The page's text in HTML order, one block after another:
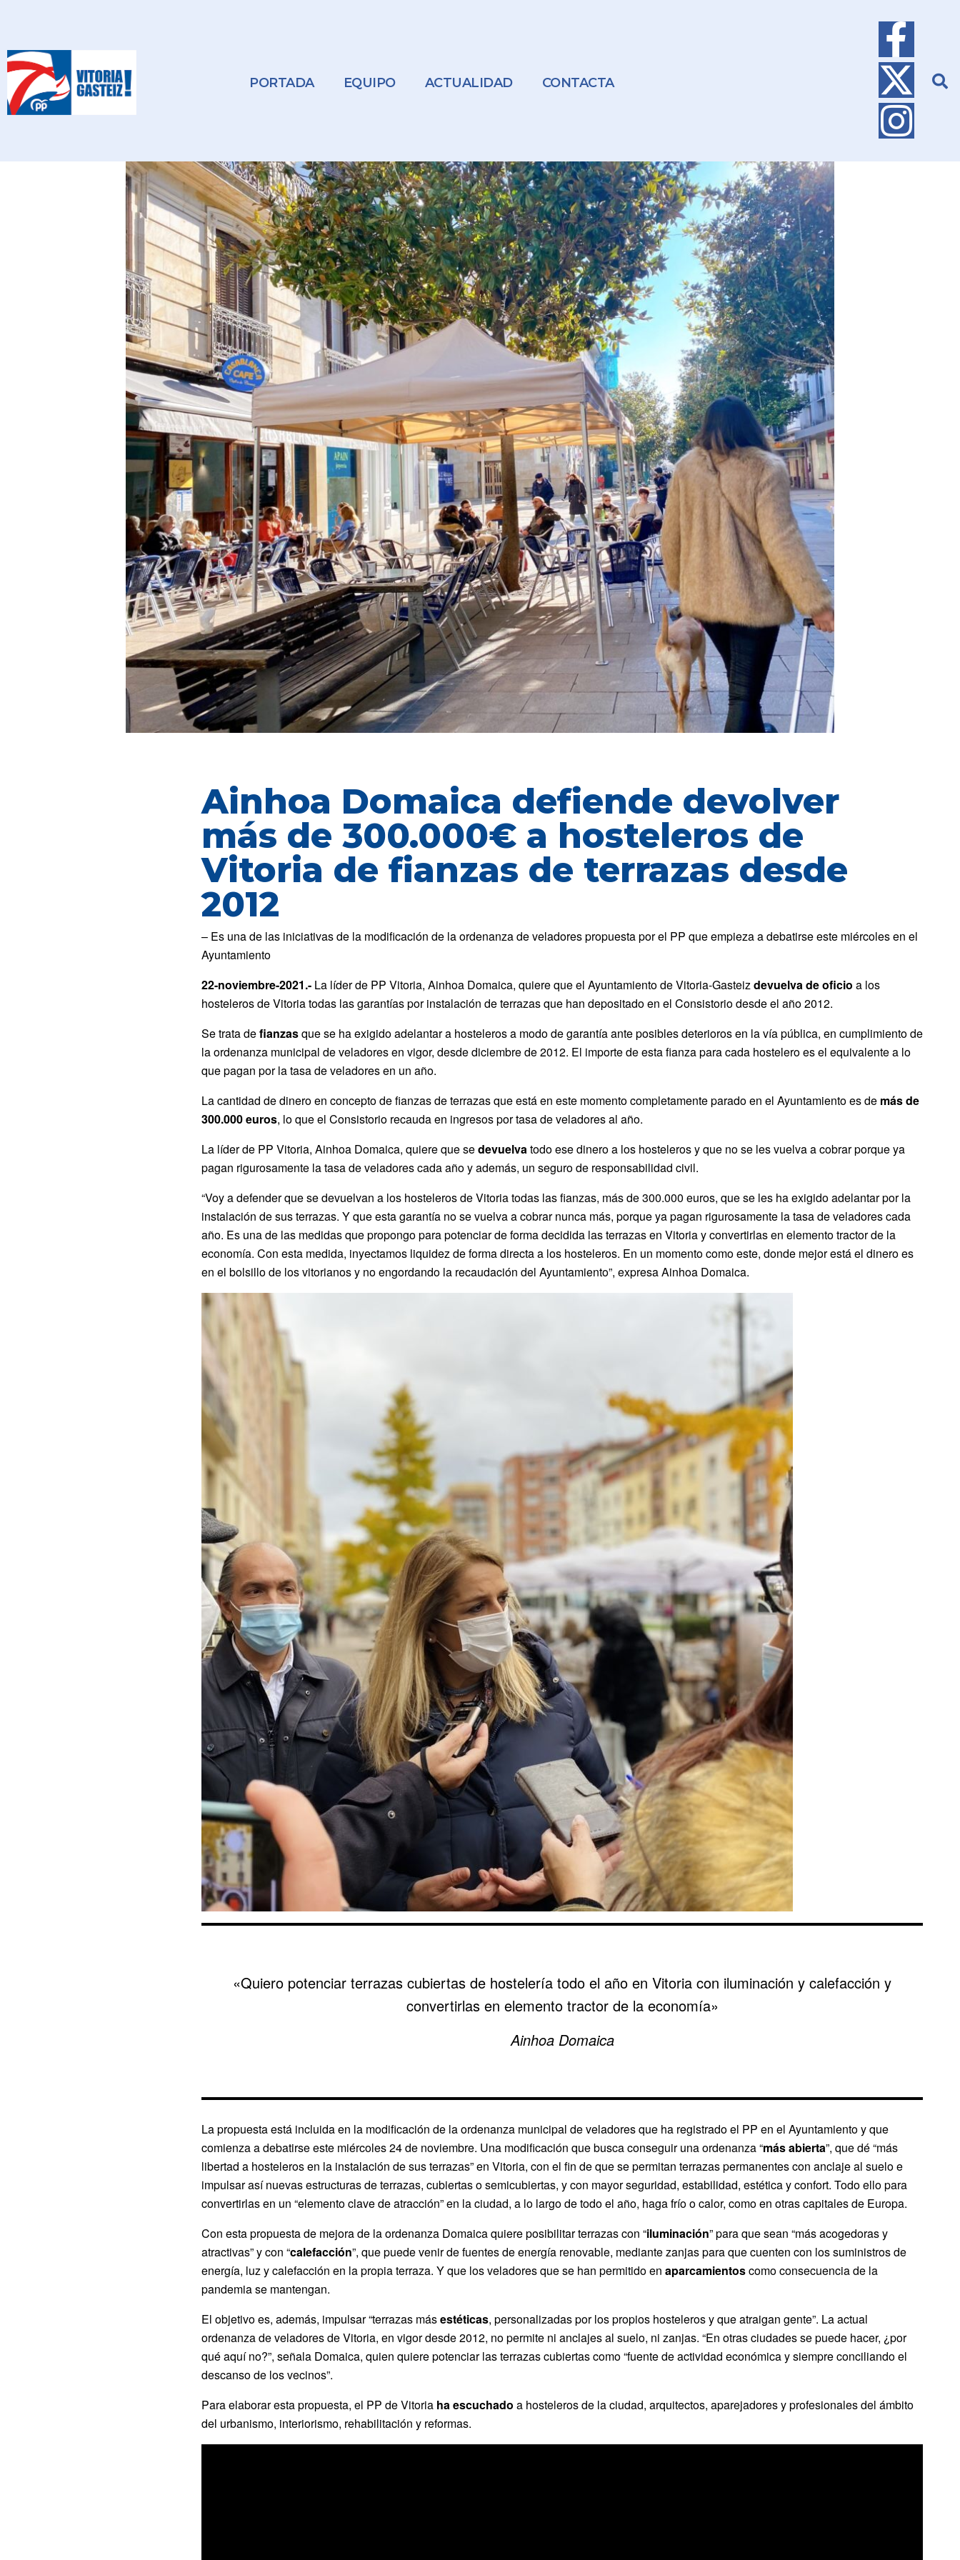
PORTADA EQUIPO ACTUALIDAD CONTACTA
Ainhoa Domaica defiende devolver
más de 300.000€ a hosteleros de
Vitoria de fianzas de terrazas desde
2012
– Es una de las iniciativas de la modificación de la ordenanza de veladores propuesta por el PP que empieza a debatirse este miércoles en el
Ayuntamiento
22-noviembre-2021.- La líder de PP Vitoria, Ainhoa Domaica, quiere que el Ayuntamiento de Vitoria-Gasteizdevuelva de oficio a los
hosteleros de Vitoria todas las garantías por instalación de terrazas que han depositado en el Consistorio desde el año 2012.
Se trata defianzasque se ha exigido adelantar a hosteleros a modo de garantía ante posibles deterioros en la vía pública, en cumplimiento de
la ordenanza municipal de veladores en vigor, desde diciembre de 2012. El importe de esta fianza para cada hostelero es el equivalente a lo
que pagan por la tasa de veladores en un año.
La cantidad de dinero en concepto de fianzas de terrazas que está en este momento completamente parado en el Ayuntamiento es de más de
300.000 euros, lo que el Consistorio recauda en ingresos por tasa de veladores al año.
La líder de PP Vitoria, Ainhoa Domaica, quiere que sedevuelvatodo ese dinero a los hosteleros y que no se les vuelva a cobrar porque ya
pagan rigurosamente la tasa de veladores cada año y además, un seguro de responsabilidad civil.
“Voy a defender que se devuelvan a los hosteleros de Vitoria todas las fianzas, más de 300.000 euros, que se les ha exigido adelantar por la
instalación de sus terrazas. Y que esta garantía no se vuelva a cobrar nunca más, porque ya pagan rigurosamente la tasa de veladores cada
año. Es una de las medidas que propongo para potenciar de forma decidida las terrazas en Vitoria y convertirlas en elemento tractor de la
economía. Con esta medida, inyectamos liquidez de forma directa a los hosteleros. En un momento como este, donde mejor está el dinero es
en el bolsillo de los vitorianos y no engordando la recaudación del Ayuntamiento”, expresa Ainhoa Domaica.
«Quiero potenciar terrazas cubiertas de hostelería todo el año en Vitoria con iluminación y calefacción y
convertirlas en elemento tractor de la economía»
Ainhoa Domaica
La propuesta está incluida en la modificación de la ordenanza municipal de veladores que ha registrado el PP en el Ayuntamiento y que
comienza a debatirse este miércoles 24 de noviembre. Una modificación que busca conseguir una ordenanza “más abierta”, que dé “más
libertad a hosteleros en la instalación de sus terrazas” en Vitoria, con el fin de que se permitan terrazas permanentes con anclaje al suelo e
impulsar así nuevas estructuras de terrazas, cubiertas o semicubiertas, y con mayor seguridad, estabilidad, estética y confort. Todo ello para
convertirlas en un “elemento clave de atracción” en la ciudad, a lo largo de todo el año, haga frío o calor, como en otras capitales de Europa.
Con esta propuesta de mejora de la ordenanza Domaica quiere posibilitar terrazas con “iluminación” para que sean “más acogedoras y
atractivas” y con “calefacción”, que puede venir de fuentes de energía renovable, mediante zanjas para que cuenten con los suministros de
energía, luz y calefacción en la propia terraza. Y que los veladores que se han permitido en aparcamientoscomo consecuencia de la
pandemia se mantengan.
El objetivo es, además, impulsar “terrazas másestéticas, personalizadas por los propios hosteleros y que atraigan gente”. La actual
ordenanza de veladores de Vitoria, en vigor desde 2012, no permite ni anclajes al suelo, ni zanjas. “En otras ciudades se puede hacer, ¿por
qué aquí no?”, señala Domaica, quien quiere potenciar las terrazas cubiertas como “fuente de actividad económica y siempre conciliando el
descanso de los vecinos”.
Para elaborar esta propuesta, el PP de Vitoria haescuchado a hosteleros de la ciudad, arquitectos, aparejadores y profesionales del ámbito
del urbanismo, interiorismo, rehabilitación y reformas.